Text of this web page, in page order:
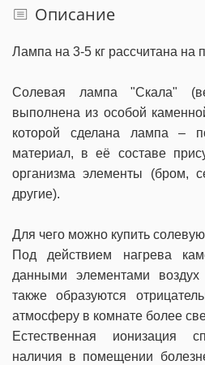
Описание
Лампа на 3-5 кг рассчитана
Солевая лампа "Скала"
выполнена из особой
которой сделана лампа –
материал, в её составе
организма элементы (бром,
другие).
Для чего можно купить
Под действием нагрева
данными элементами
также образуются
атмосферу в комнате более
Естественная ионизация
наличия в помещении